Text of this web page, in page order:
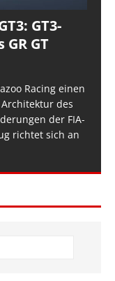
GT3-
GT
Racing einen
des
der FIA-
richtet sich an